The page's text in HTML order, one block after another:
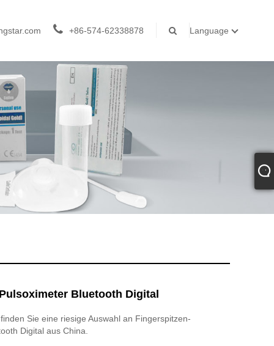
+86-574-62338878 Language
Bluetooth Digital
Sie eine riesige Auswahl an Fingerspitzen-
Digital aus China.